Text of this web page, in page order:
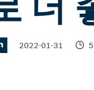
2022-01-31